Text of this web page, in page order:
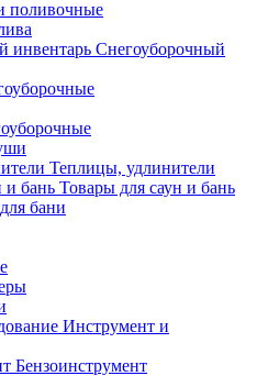
поливочные
Снегоуборочный
Теплицы, удлинители
Товары для саун и бань
бани
Инструмент и
Бензоинструмент